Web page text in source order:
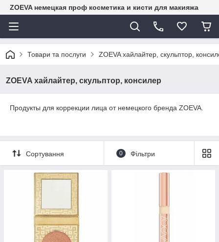
ZOEVA немецкая проф косметика и кисти для макияжа
Товари та послуги ZOEVA хайлайтер, скульптор,
ZOEVA хайлайтер, скульптор, консилер
Продукты для коррекции лица от немецкого бренда ZOEVA.
Сортування 0 Фільтри